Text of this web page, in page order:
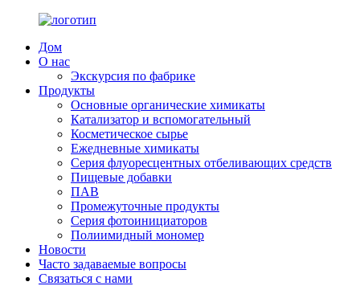
Дом
О нас
Экскурсия по фабрике
Продукты
Основные органические химикаты
Катализатор и вспомогательный
Косметическое сырье
Ежедневные химикаты
Серия флуоресцентных отбеливающих средств
Пищевые добавки
ПАВ
Промежуточные продукты
Серия фотоинициаторов
Полиимидный мономер
Новости
Часто задаваемые вопросы
Связаться с нами